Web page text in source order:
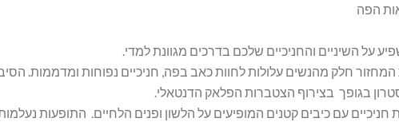
הפה
על השיניים והחניכיים שלכם בדרכים מגוונת למדי.
חלק מהנשים עלולות לחוות כאב בפה, חניכיים נפוחות ומדממות.
בגופך בצירוף הצטברות הפלאק הדנטאלי.
עם כיבים קטנים המופיעים על הלשון ופנים הלחיים. התופעות